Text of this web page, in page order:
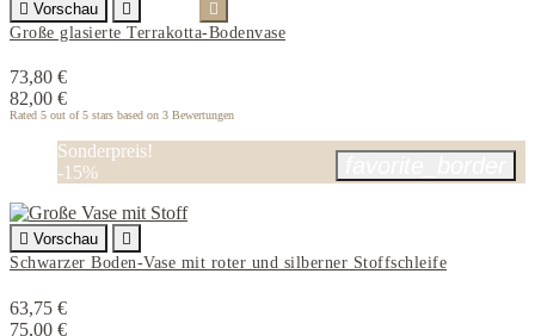
 Vorschau

Große glasierte Terrakotta-Bodenvase
73,80 €
82,00 €
Rated 5 out of 5 stars based on 3 Bewertungen

Sonderpreis!
-15%
 Vorschau

Schwarzer Boden-Vase mit roter und silberner Stoffschleife
63,75 €
75,00 €